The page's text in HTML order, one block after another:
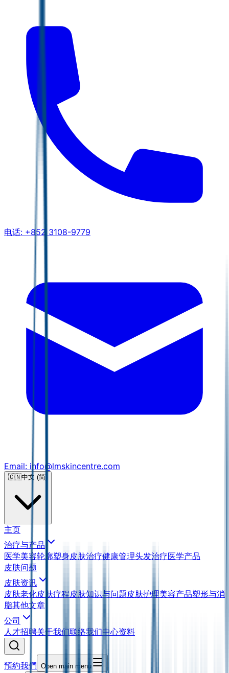
电话: +852 3108-9779
Email: info@lmskincentre.com
🇨🇳中文 (简)
主页
治疗与产品
医学美容轮廓塑身皮肤治疗健康管理头发治疗医学产品
皮肤问题
皮肤资讯
皮肤老化皮肤疗程皮肤知识与问题皮肤护理美容产品塑形与消
脂其他文章
公司
人才招聘关于我们联络我们中心资料
預約我們 Open main menu